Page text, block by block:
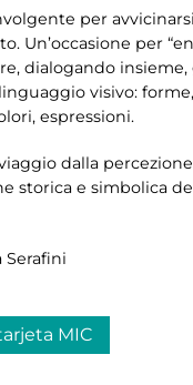
per
Un’occasione per
dialogando
visivo:
espressioni.
dalla
storica e simbolica
Serafini
MIC